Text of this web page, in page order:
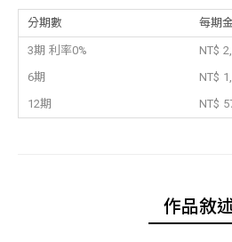
分期數 每期
3期 利率0%
NT$
6期
NT$
12期
NT$
作品敘